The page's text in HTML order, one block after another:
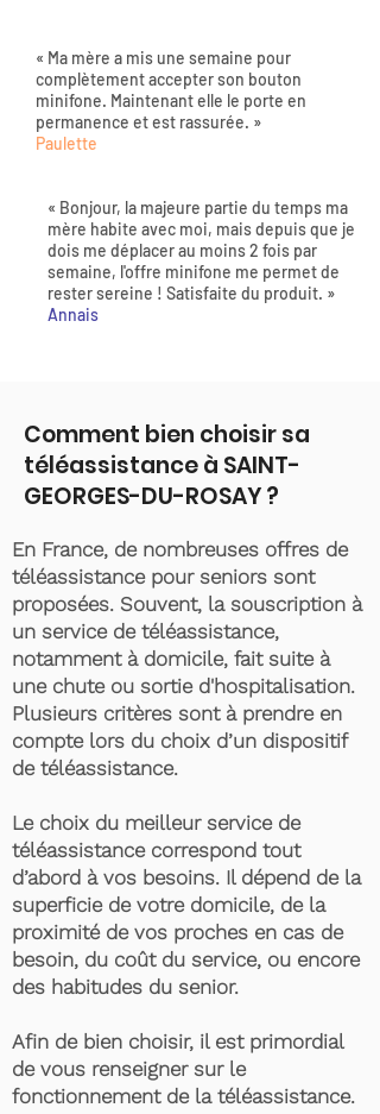
« Ma mère a mis une semaine pour
complètement accepter son bouton
minifone. Maintenant elle le porte en
permanence et est rassurée. »
Paulette
« Bonjour, la majeure partie du temps ma
mère habite avec moi, mais depuis que je
dois me déplacer au moins 2 fois par
semaine, l'offre minifone me permet de
rester sereine ! Satisfaite du produit. »
Annais
Comment bien choisir sa
téléassistance à SAINT-
GEORGES-DU-ROSAY ?
En France, de nombreuses offres de
téléassistance pour seniors sont
proposées. Souvent, la souscription à
un service de téléassistance,
notamment à domicile, fait suite à
une chute ou sortie d'hospitalisation.
Plusieurs critères sont à prendre en
compte lors du choix d’un dispositif
de téléassistance.
Le choix du meilleur service de
téléassistance correspond tout
d’abord à vos besoins. Il dépend de la
superficie de votre domicile, de la
proximité de vos proches en cas de
besoin, du coût du service, ou encore
des habitudes du senior.
Afin de bien choisir, il est primordial
de vous renseigner sur le
fonctionnement de la téléassistance.